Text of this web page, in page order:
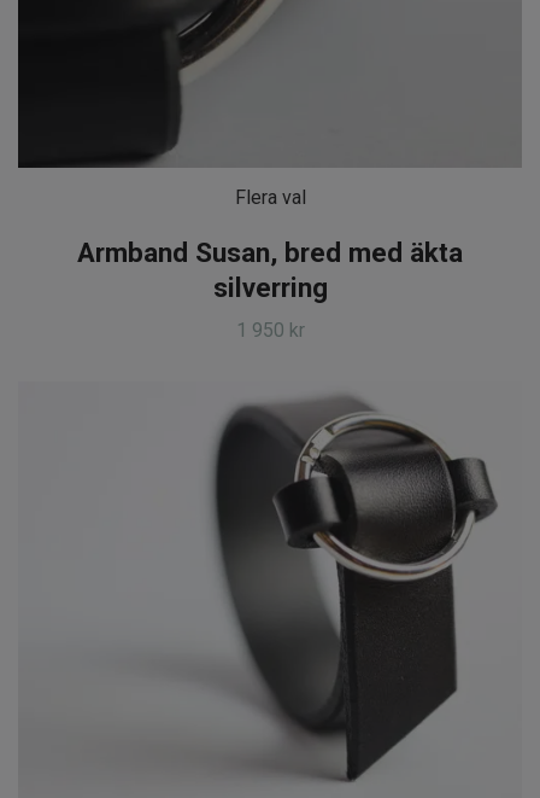
Flera val
Armband Susan, bred med äkta
silverring
1 950 kr